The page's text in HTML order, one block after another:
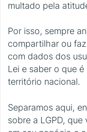
multado pela
Por isso, sempre
compartilhar ou
com dados dos
Lei e saber o que
território nacional.
Separamos aqui,
sobre a LGPD,